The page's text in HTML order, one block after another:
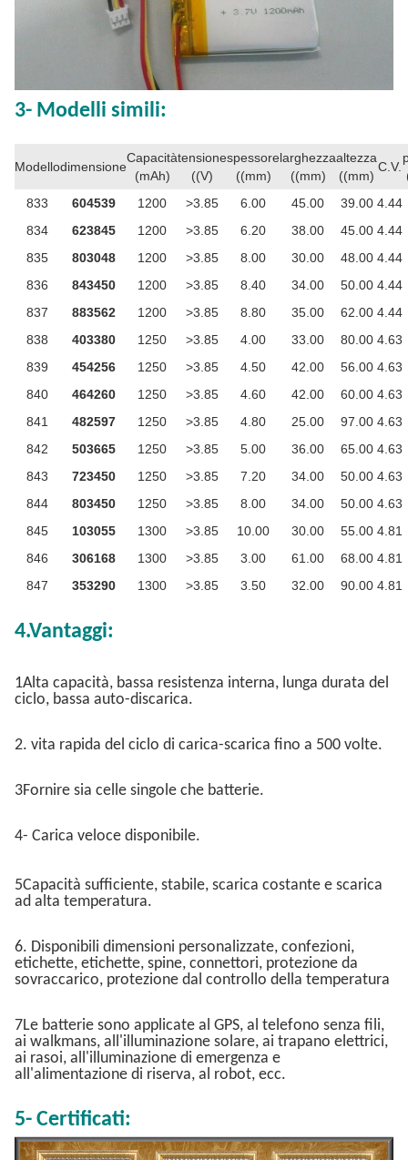
3- Modelli simili:
Modellodimensione
Capacità
(mAh)
tensione
((V)
spessore
((mm)
larghezza
((mm)
altezza
((mm)
C.V.
833
604539 1200 >3.85 6.00 45.00 39.00 4.44
834
623845 1200 >3.85 6.20 38.00 45.00 4.44
835
803048 1200 >3.85 8.00 30.00 48.00 4.44
836
843450 1200 >3.85 8.40 34.00 50.00 4.44
837
883562 1200 >3.85 8.80 35.00 62.00 4.44
838
403380 1250 >3.85 4.00 33.00 80.00 4.63
839
454256 1250 >3.85 4.50 42.00 56.00 4.63
840
464260 1250 >3.85 4.60 42.00 60.00 4.63
841
482597 1250 >3.85 4.80 25.00 97.00 4.63
842
503665 1250 >3.85 5.00 36.00 65.00 4.63
843
723450 1250 >3.85 7.20 34.00 50.00 4.63
844
803450 1250 >3.85 8.00 34.00 50.00 4.63
845
103055 1300 >3.85 10.00 30.00 55.00 4.81
846
306168 1300 >3.85 3.00 61.00 68.00 4.81
847
353290 1300 >3.85 3.50 32.00 90.00 4.81
4.Vantaggi:
1Alta capacità, bassa resistenza interna, lunga durata del
ciclo, bassa auto-discarica.
2. vita rapida del ciclo di carica-scarica fino a 500 volte.
3Fornire sia celle singole che batterie.
4- Carica veloce disponibile.
5Capacità sufficiente, stabile, scarica costante e scarica
ad alta temperatura.
6. Disponibili dimensioni personalizzate, confezioni,
etichette, etichette, spine, connettori, protezione da
sovraccarico, protezione dal controllo della temperatura
7Le batterie sono applicate al GPS, al telefono senza fili,
ai walkmans, all'illuminazione solare, ai trapano elettrici,
ai rasoi, all'illuminazione di emergenza e
all'alimentazione di riserva, al robot, ecc.
5- Certificati: